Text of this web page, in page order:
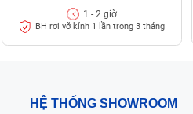
1 - 2 giờ
BH rơi vỡ kính 1 lần trong 3 tháng
HỆ THỐNG SHOWROOM